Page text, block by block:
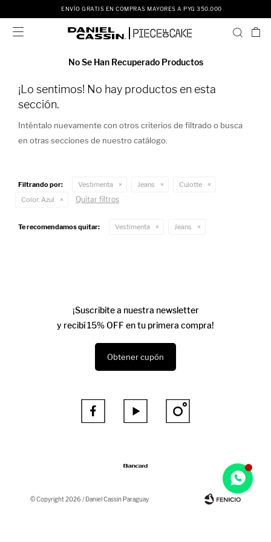
ENVÍO GRATIS EN COMPRAS MAYORES A PYG 350.000

No Se Han Recuperado Productos
¡Lo sentimos! No hay productos en esta
sección.
Inténtalo nuevamente con otros criterios de filtrado o busca
en otras secciones de nuestro catálogo.
Filtrando por: Vestimenta Jeans
Culotte
Color:Azul Quitar filtros
Te recomendamos quitar: Vestimenta Jeans
¡Suscribite a nuestra newsletter
y recibí 15% OFF en tu primera compra!
Obtener cupón
  
© Copyright 2026 / Daniel Cassin Paraguay